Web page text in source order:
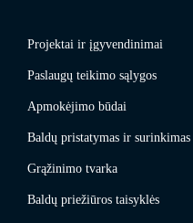
Projektai ir įgyvendinimai
Paslaugų teikimo sąlygos
Apmokėjimo būdai
Baldų pristatymas ir surinkimas
Grąžinimo tvarka
Baldų priežiūros taisyklės